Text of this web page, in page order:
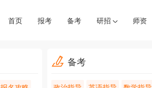
首页 报考 备考 研招 师资
备考